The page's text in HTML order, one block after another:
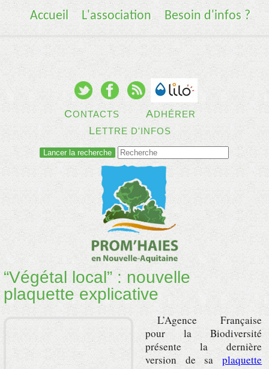
CONTACTS ADHÉRER
LETTRE D'INFOS
Accueil L'association Besoin d'infos ?
“Végétal local” : nouvelle
plaquette explicative
L’Agence Française
pour la Biodiversité
présente la dernière
version de saplaquette